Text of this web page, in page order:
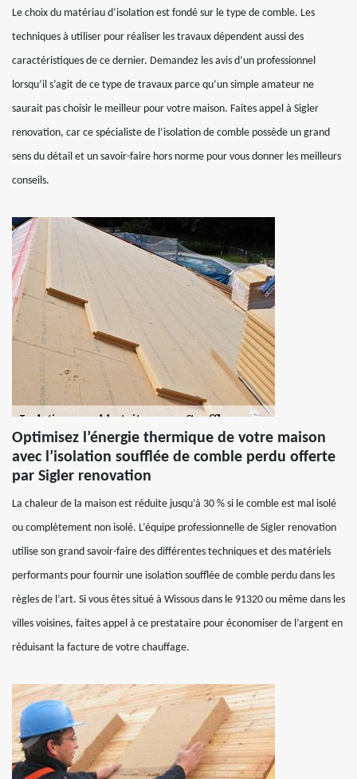
Le choix du matériau d’isolation est fondé sur le type de comble. Les
techniques à utiliser pour réaliser les travaux dépendent aussi des
caractéristiques de ce dernier. Demandez les avis d’un professionnel
lorsqu’il s’agit de ce type de travaux parce qu’un simple amateur ne
saurait pas choisir le meilleur pour votre maison. Faites appel à Sigler
renovation, car ce spécialiste de l’isolation de comble possède un grand
sens du détail et un savoir-faire hors norme pour vous donner les meilleurs
conseils.
Optimisez l’énergie thermique de votre maison
avec l’isolation soufflée de comble perdu offerte
par Sigler renovation
La chaleur de la maison est réduite jusqu’à 30 % si le comble est mal isolé
ou complètement non isolé. L’équipe professionnelle de Sigler renovation
utilise son grand savoir-faire des différentes techniques et des matériels
performants pour fournir une isolation soufflée de comble perdu dans les
règles de l’art. Si vous êtes situé à Wissous dans le 91320 ou même dans les
villes voisines, faites appel à ce prestataire pour économiser de l’argent en
réduisant la facture de votre chauffage.